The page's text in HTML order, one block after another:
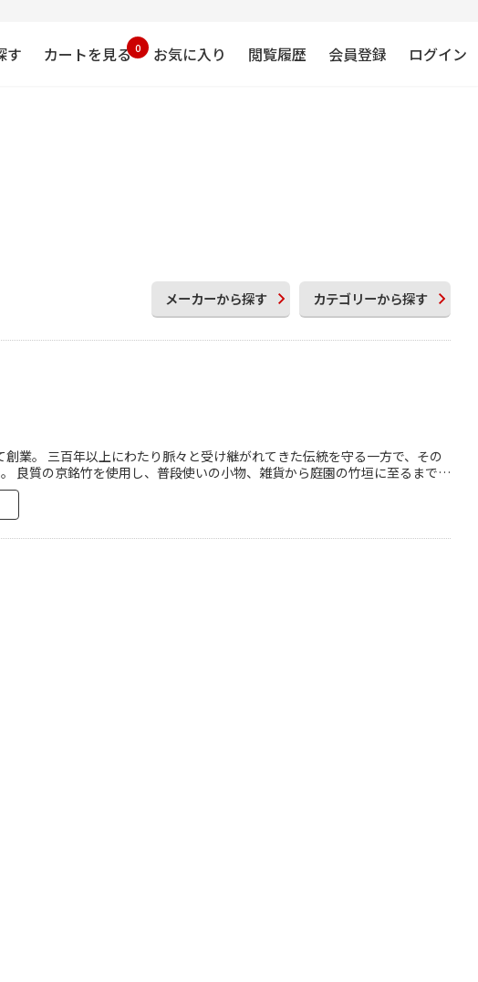
す カートを見る 0 お気に入り 閲覧履歴 会員登録 ログイン
カテゴリーから探す
メーカーから探す
業。 三百年以上にわたり脈々と受け継がれてきた伝統を守る一方で、その
良質の京銘竹を使用し、普段使いの小物、雑貨から庭園の竹垣に至るまで幅
技法を凝らし、現代の生活に調和する竹製品を提案・プロデュースしていま